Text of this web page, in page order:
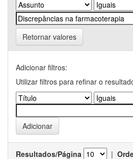
Retornar valores
Adicionar filtros:
Utilizar filtros para refinar o
Resultados/Página |